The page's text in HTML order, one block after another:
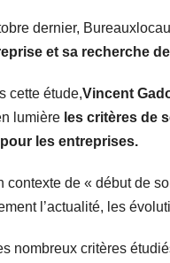
dernier,
et sa recherche
cette étude,Vincent
lumière les critères de
les entreprises.
contexte de « début de
l’actualité, les
nombreux critères